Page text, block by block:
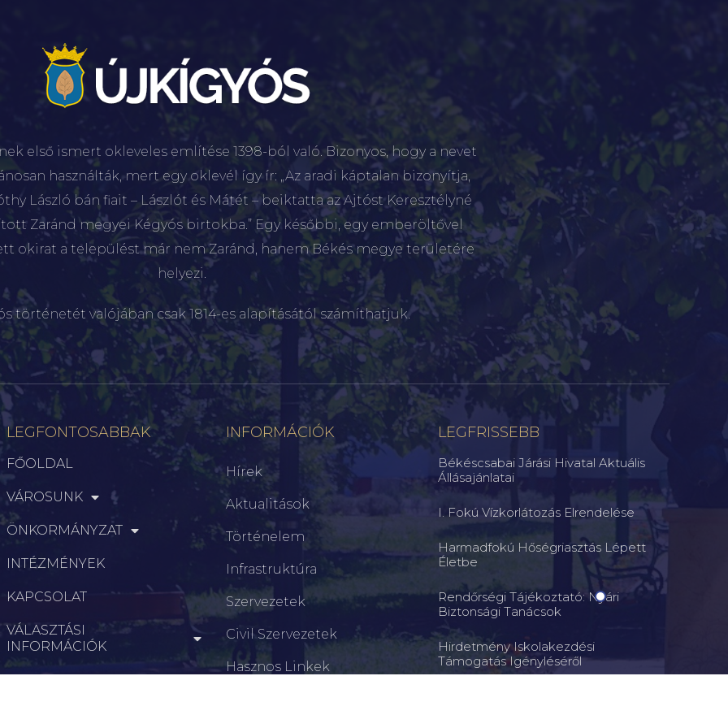
első ismert okleveles említése 1398-ból való. Bizonyos, hogy a nevet
használták, mert egy oklevél így ír: „Az aradi káptalan bizonyítja,
László bán fiait – Lászlót és Mátét – beiktatta az Ajtóst Keresztélyné
Zaránd megyei Kégyós birtokba.” Egy későbbi, egy emberöltővel
okirat a települést már nem Zaránd, hanem Békés megye területére
helyezi.
történetét valójában csak 1814-es alapításától számíthatjuk.
LEGFONTOSABBAK
FŐOLDAL
VÁROSUNK
ÖNKORMÁNYZAT
INTÉZMÉNYEK
KAPCSOLAT
VÁLASZTÁSI
INFORMÁCIÓK
INFORMÁCIÓK
Hírek
Aktualitások
Történelem
Infrastruktúra
Szervezetek
Civil Szervezetek
Hasznos Linkek
LEGFRISSEBB
Békéscsabai Járási Hivatal Aktuális
Állásajánlatai
I. Fokú Vízkorlátozás Elrendelése
Harmadfokú Hőségriasztás Lépett
Életbe
Rendőrségi Tájékoztató: Nyári
Biztonsági Tanácsok
Hirdetmény Iskolakezdési
Támogatás Igényléséről